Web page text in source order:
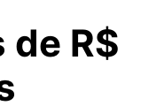
de R$